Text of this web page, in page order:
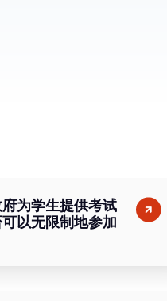
为学生提供考试
以无限制地参加